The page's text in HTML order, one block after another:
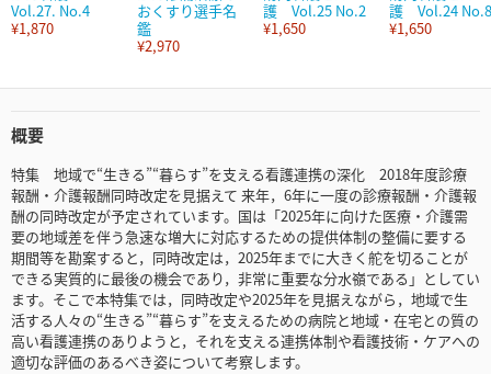
Vol.27. No.4
¥1,870
おくすり選手名
鑑
¥2,970
護 Vol.25 No.2
¥1,650
護 Vol.24 No.8
¥1,650
概要
特集 地域で“生きる”“暮らす”を支える看護連携の深化 2018年度診療
報酬・介護報酬同時改定を見据えて 来年，6年に一度の診療報酬・介護報
酬の同時改定が予定されています。国は「2025年に向けた医療・介護需
要の地域差を伴う急速な増大に対応するための提供体制の整備に要する
期間等を勘案すると，同時改定は，2025年までに大きく舵を切ることが
できる実質的に最後の機会であり，非常に重要な分水嶺である」としてい
ます。そこで本特集では，同時改定や2025年を見据えながら，地域で生
活する人々の“生きる”“暮らす”を支えるための病院と地域・在宅との質の
高い看護連携のありようと，それを支える連携体制や看護技術・ケアへの
適切な評価のあるべき姿について考察します。